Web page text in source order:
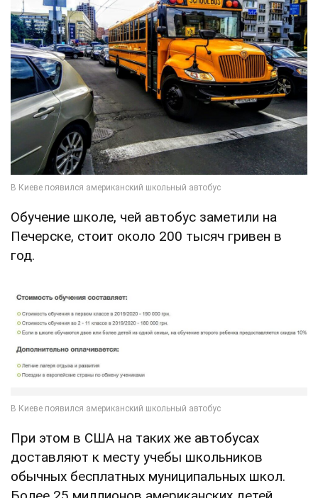
Обучение школе, чей автобус заметили на
Печерске, стоит около 200 тысяч гривен в
год.
При этом в США на таких же автобусах
доставляют к месту учебы школьников
обычных бесплатных муниципальных школ.